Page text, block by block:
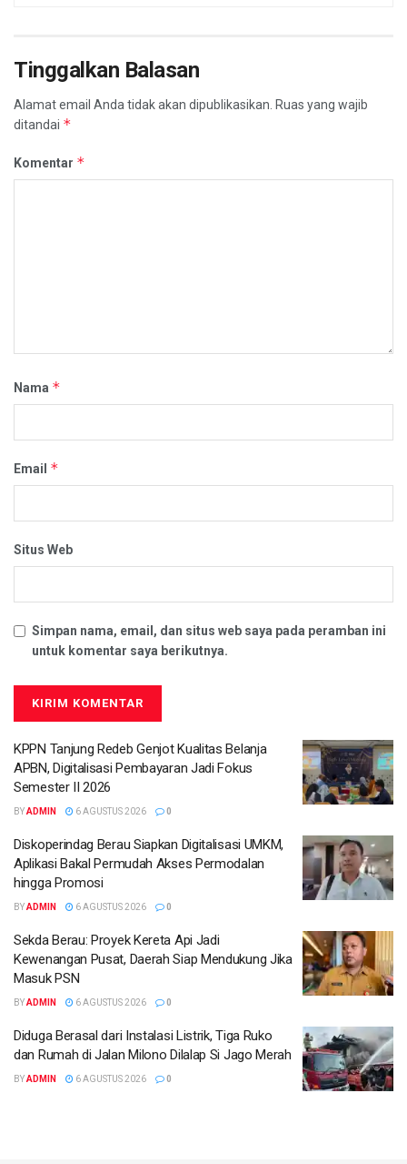
Tinggalkan Balasan
Alamat email Anda tidak akan dipublikasikan. Ruas yang wajib
ditandai *
Komentar *
Nama *
Email *
Situs Web
Simpan nama, email, dan situs web saya pada peramban ini
untuk komentar saya berikutnya.
KPPN Tanjung Redeb Genjot Kualitas Belanja
APBN, Digitalisasi Pembayaran Jadi Fokus
Semester II 2026
BYADMIN 6 AGUSTUS 2026 0
Diskoperindag Berau Siapkan Digitalisasi UMKM,
Aplikasi Bakal Permudah Akses Permodalan
hingga Promosi
BYADMIN 6 AGUSTUS 2026 0
Sekda Berau: Proyek Kereta Api Jadi
Kewenangan Pusat, Daerah Siap Mendukung Jika
Masuk PSN
BYADMIN 6 AGUSTUS 2026 0
Diduga Berasal dari Instalasi Listrik, Tiga Ruko
dan Rumah di Jalan Milono Dilalap Si Jago Merah
BYADMIN 6 AGUSTUS 2026 0